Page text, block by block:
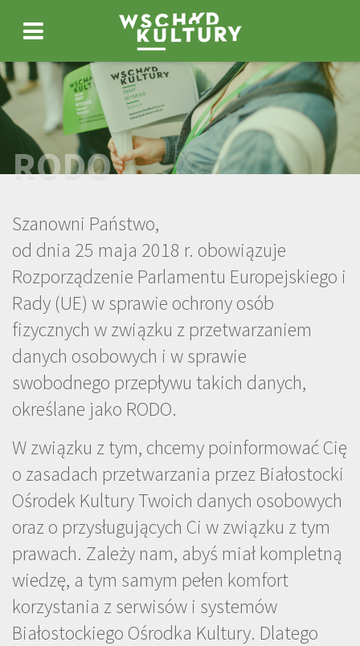
Wschód
Kultury
/
Inny
Wymiar
2026RODO
Menu
główne
Wyszukiwarka
Wyszukiwana
fraza
RODO
Szanowni Państwo,
od dnia 25 maja 2018 r. obowiązuje
Rozporządzenie Parlamentu Europejskiego i
Rady (UE) w sprawie ochrony osób
fizycznych w związku z przetwarzaniem
danych osobowych i w sprawie
swobodnego przepływu takich danych,
określane jako RODO.
W związku z tym, chcemy poinformować Cię
o zasadach przetwarzania przez Białostocki
Ośrodek Kultury Twoich danych osobowych
oraz o przysługujących Ci w związku z tym
prawach. Zależy nam, abyś miał kompletną
wiedzę, a tym samym pełen komfort
korzystania z serwisów i systemów
Białostockiego Ośrodka Kultury. Dlatego